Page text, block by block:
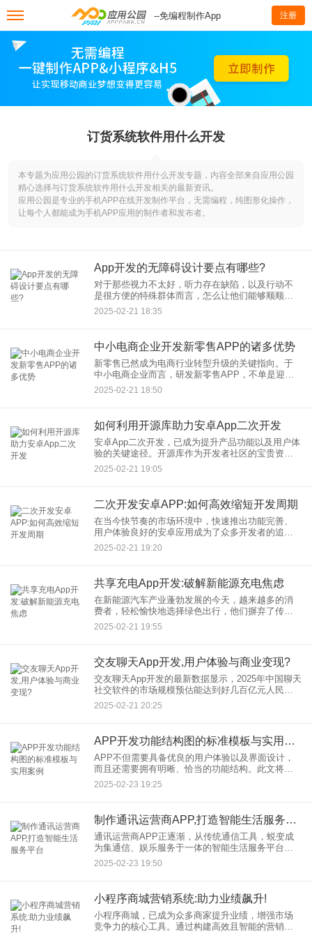
--免编程制作App 注册
订货系统软件用什么开发
本专题为应用公园的订货系统软件用什么开发专题，内容全部来自应用公园
精心选择与订货系统软件用什么开发相关的最新资讯。
应用公园是专业的手机APP在线开发制作平台，无需编程，纯图形化操作，
让每个人都能成为手机APP应用的制作者和发布者。
App开发的无障碍设计要点有哪些?
对于那些视力不太好，听力存在缺陷，以及行动不
是很方便的特殊群体而言，怎么让他们能够顺顺畅
畅、轻轻松松地使用这些应用呢？这便成了开发者
必须严肃对待的重要工作。无障碍设计正是为解决
2025-02-21 18:35
中小电商企业开发新零售APP的诸多优势
新零售已然成为电商行业转型升级的关键指向。于
中小电商企业而言，研发新零售APP，不单是迎合
市场趋势的必定作为，更是增强竞争力、拓宽市场
份额的重要举措。结合当下最新的数据以及成功的
2025-02-21 18:50
如何利用开源库助力安卓App二次开发
安卓App二次开发，已成为提升产品功能以及用户体
验的关键途径。开源库作为开发者社区的宝贵资
源，为安卓App二次开发，提供了丰富的工具和模
块。本文将深入探讨，如何利用这些开源库，并且
2025-02-21 19:05
二次开发安卓APP:如何高效缩短开发周期
在当今快节奏的市场环境中，快速推出功能完善、
用户体验良好的安卓应用成为了众多开发者的追
求。二次开发作为一种高效的开发策略，通过在已
有应用的基础上进行定制和优化，能够显著缩短开
2025-02-21 19:20
共享充电App开发:破解新能源充电焦虑
在新能源汽车产业蓬勃发展的今天，越来越多的消
费者，轻松愉快地选择绿色出行，他们摒弃了传统
燃油车，转而投向新能源汽车的怀抱，并且这种趋
势愈发明显。不过充电难充电慢充电桩分布不均等
2025-02-21 19:55
交友聊天App开发,用户体验与商业变现?
交友聊天App开发的最新数据显示，2025年中国聊天
社交软件的市场规模预估能达到好几百亿元人民
币，这个时候全球用户数量会突破15亿那么多。这
既展现了社交软件市场蕴藏着极大的潜力，又表明
2025-02-21 20:25
APP开发功能结构图的标准模板与实用案例
APP不但需要具备优良的用户体验以及界面设计，
而且还需要拥有明晰、恰当的功能结构。此文将会
阐述APP开发功能结构图的标准模板，与此同时结
合最新的数据与实用的成功案例，给您提供具有价
2025-02-23 19:25
制作通讯运营商APP,打造智能生活服务平台
通讯运营商APP正逐渐，从传统通信工具，蜕变成
为集通信、娱乐服务于一体的智能生活服务平台。
本文将深入，探讨如何精心制作通讯运营商APP，
并且结合最新数据与成功案例，展示其如何成为用
2025-02-23 19:50
小程序商城营销系统:助力业绩飙升!
小程序商城，已成为众多商家提升业绩，增强市场
竞争力的核心工具。通过构建高效且智能的营销系